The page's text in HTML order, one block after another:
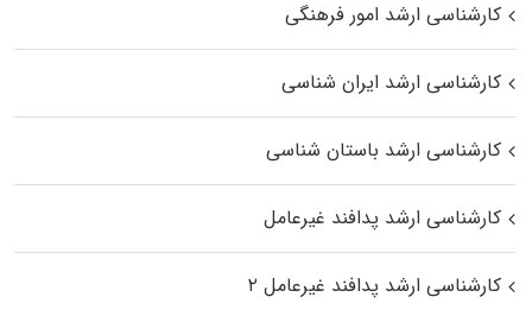
کارشناسی ارشد امور فرهنگی
کارشناسی ارشد ایران شناسی
کارشناسی ارشد باستان شناسی
کارشناسی ارشد پدافند غیرعامل
کارشناسی ارشد پدافند غیرعامل ۲